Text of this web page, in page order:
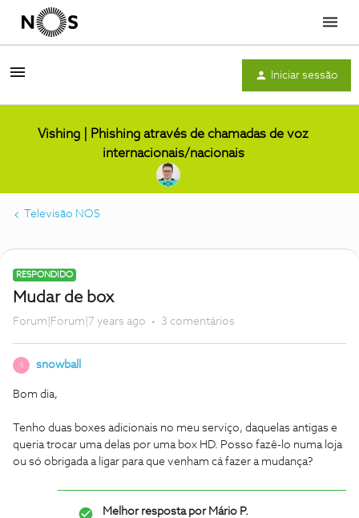
Menu
Iniciar sessão
Vishing | Phishing através de chamadas de voz
internacionais/nacionais
Televisão NOS
RESPONDIDO
Mudar de box
Forum|Forum|7 years ago 3 comentários
S snowball
Bom dia,
Tenho duas boxes adicionais no meu serviço, daquelas antigas e
queria trocar uma delas por uma box HD. Posso fazê-lo numa loja
ou só obrigada a ligar para que venham cá fazer a mudança?
Melhor resposta porMário P.